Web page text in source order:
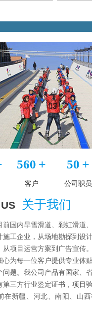
560 +
客户
50 +
公司职员
关于我们
前国内旱雪滑道、彩虹滑道
施工企业，从场地勘探到设
从项目运营方案到广告宣传
心为每一位客户提供专业体
问题。我公司产品有国家、
第三方行业鉴定证书，项目
在新疆、河北、南阳、山